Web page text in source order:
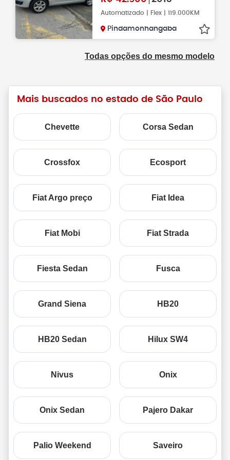
Automatizado | Flex | 119.000KM
Pindamonhangaba
Todas opções do mesmo modelo
Mais buscados no estado de São Paulo
Chevette Corsa Sedan
Crossfox Ecosport
Fiat Argo preço Fiat Idea
Fiat Mobi Fiat Strada
Fiesta Sedan Fusca
Grand Siena HB20
HB20 Sedan Hilux SW4
Nivus Onix
Onix Sedan Pajero Dakar
Palio Weekend Saveiro